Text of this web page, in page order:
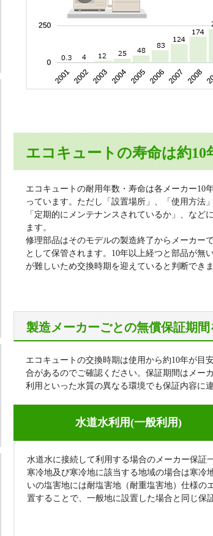
エコキュートの寿命は約10
エコキュートの耐用年数・寿命は各メーカー10
っています。ただし「設置場所」、「使用方法
「定期的にメンテナンスされているか」、など
ます。
修理部品はそのモデルの製造終了からメーカー
として保管されます。10年以上経つと部品が無
が難しいため交換時期を迎えていると判断できま
製造メーカーごとの無償保証期間
エコキュートの交換時期は使用から約10年が目
合があるのでご確認ください。保証期間はメー
利用といった水質の異なる環境でも保証内容に
水道水利用(一般利用)
水道水に接続して利用する場合のメーカー保証
寒冷地及び寒冷地に該当する地域の場合は寒冷
いの塩害地には耐塩害地（耐重塩害地）仕様の
置することで、一般地に設置した場合と同じ保